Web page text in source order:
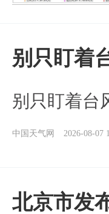
别只盯着
别只盯着台
中国天气网 2026-08-07
北京市发